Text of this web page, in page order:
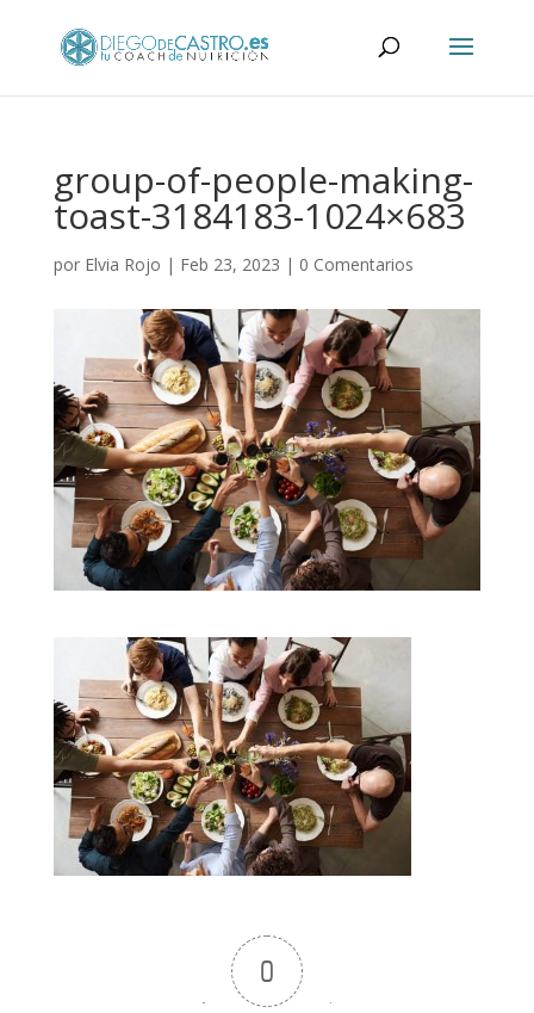
group-of-people-making-
toast-3184183-1024×683
por Elvia Rojo | Feb 23, 2023 | 0 Comentarios
0